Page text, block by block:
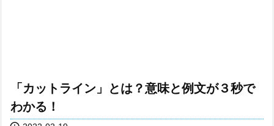
「カットライン」とは？意味と例文が３秒で
わかる！